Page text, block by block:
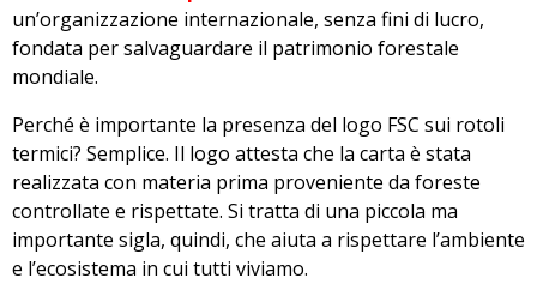
un’organizzazione internazionale, senza fini di lucro,
fondata per salvaguardare il patrimonio forestale
mondiale.
Perché è importante la presenza del logo FSC sui rotoli
termici? Semplice. Il logo attesta che la carta è stata
realizzata con materia prima proveniente da foreste
controllate e rispettate. Si tratta di una piccola ma
importante sigla, quindi, che aiuta a rispettare l’ambiente
e l’ecosistema in cui tutti viviamo.